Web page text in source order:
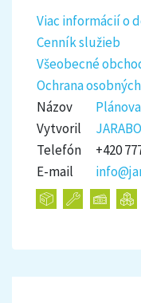
Viac informácií o
Cenník služieb
Všeobecné
Ochrana
Názov
Vytvoril
Telefón
+420
E-mail